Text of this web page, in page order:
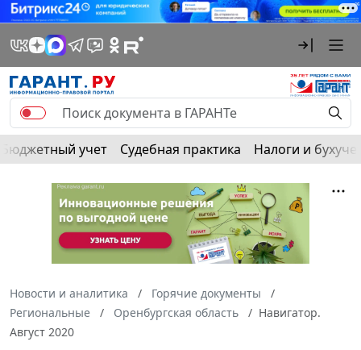
Бюджетный учет Судебная практика Налоги и
Новости и аналитика
Горячие документы
Региональные
Оренбургская область
Навигатор.
Август 2020